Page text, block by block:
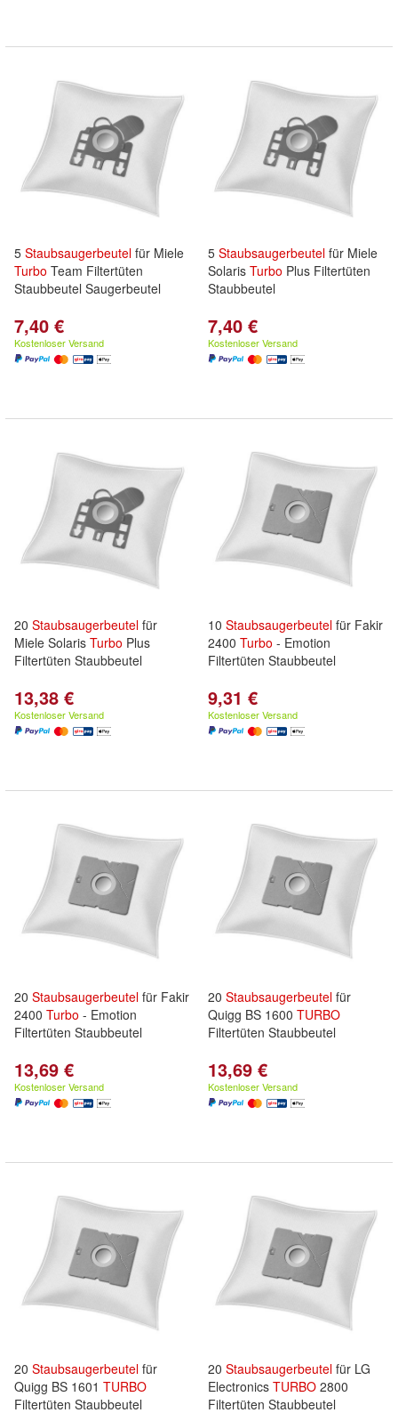
5 Staubsaugerbeutel für Miele
Turbo Team Filtertüten
Staubbeutel Saugerbeutel
7,40 €
Kostenloser Versand
5 Staubsaugerbeutel für Miele
Solaris Turbo Plus Filtertüten
Staubbeutel
7,40 €
Kostenloser Versand
20 Staubsaugerbeutel für
Miele Solaris Turbo Plus
Filtertüten Staubbeutel
13,38 €
Kostenloser Versand
10 Staubsaugerbeutel für Fakir
2400 Turbo - Emotion
Filtertüten Staubbeutel
9,31 €
Kostenloser Versand
20 Staubsaugerbeutel für Fakir
2400 Turbo - Emotion
Filtertüten Staubbeutel
13,69 €
Kostenloser Versand
20 Staubsaugerbeutel für
Quigg BS 1600 TURBO
Filtertüten Staubbeutel
13,69 €
Kostenloser Versand
20 Staubsaugerbeutel für
Quigg BS 1601 TURBO
Filtertüten Staubbeutel
20 Staubsaugerbeutel für LG
Electronics TURBO 2800
Filtertüten Staubbeutel